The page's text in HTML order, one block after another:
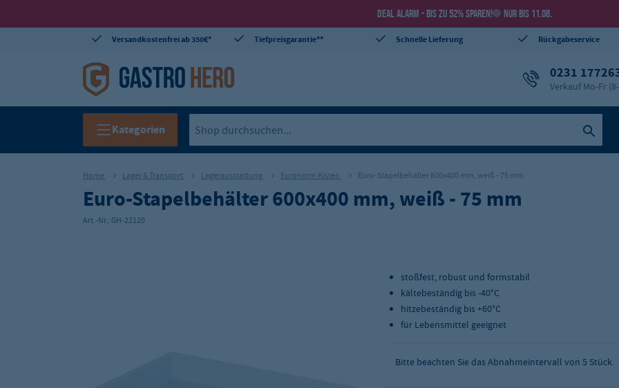
DEAL ALARM - BIS ZU 52% SPAREN! NUR BIS 11.08.
Versandkostenfrei ab 350€* Tiefpreisgarantie** Schnelle Lieferung Rückgabeservice
0231
Verkauf Mo-Fr
Kategorien
Home Lager & Transport Lagerausstattung Euronorm Kisten Euro-Stapelbehälter 600x400 mm, weiß - 75 mm
Euro-Stapelbehälter 600x400 mm, weiß - 75 mm
Art.-Nr.: GH-22120
stoßfest, robust und formstabil
kältebeständig bis -40°C
hitzebeständig bis +60°C
für Lebensmittel geeignet
Bitte beachten Sie das Abnahmeintervall von 5 Stück.